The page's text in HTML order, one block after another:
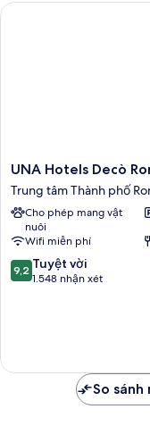
UNA
Hotels
Decò
Roma
Trung
tâm
Thành
phố
UNA Hotels Decò
Trung tâm Thành phố
Cho phép mang vật
nuôi
Wifi miễn phí
9.2
trên
xét
9,2 Tuyệt vời
1.548 nhận xét
UNA Hotels Decò Roma
So